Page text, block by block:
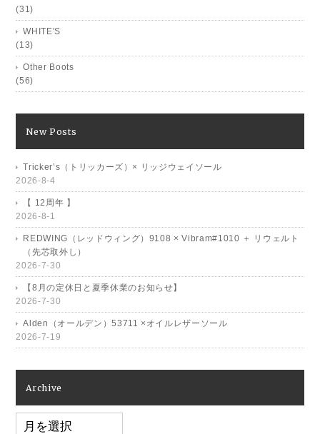
(31)
WHITE'S
(13)
Other Boots
(56)
New Posts
Tricker’s（トリッカーズ）× リッジウェイソール
2026-8-4
【 12周年 】
2026-8-1
REDWING（レッドウィング）9108 × Vibram#1010 ＋ リウェルト
（先芯取外し）
2026-7-30
【8月の定休日と夏季休業のお知らせ】
2026-7-30
Alden（オールデン）53711 ×オイルレザーソール
2026-7-19
Archive
Archive